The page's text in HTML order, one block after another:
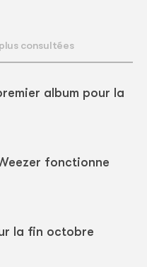
consultées
album pour la
fonctionne
la fin octobre